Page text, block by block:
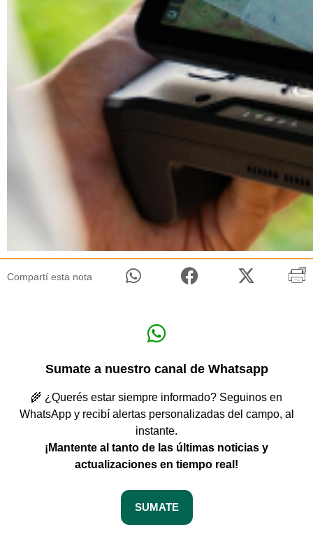
Compartí esta nota
Sumate a nuestro canal de Whatsapp
🌾 ¿Querés estar siempre informado? Seguinos en
WhatsApp y recibí alertas personalizadas del campo, al
instante.
¡Mantente al tanto de las últimas noticias y
actualizaciones en tiempo real!
SUMATE